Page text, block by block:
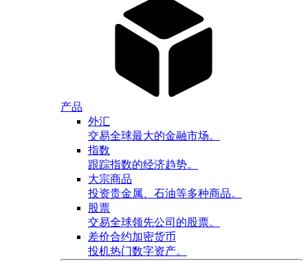
产品
外汇
交易全球最大的金融市场。
指数
跟踪指数的经济趋势。
大宗商品
投资贵金属、石油等多种商品。
股票
交易全球领先公司的股票。
差价合约加密货币
投机热门数字资产。